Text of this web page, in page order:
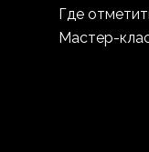
Где
Мастер-